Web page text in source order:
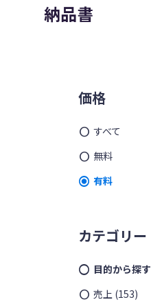
納品書
メ
イ
ン
サ
ド
バ
ー
価格
すべて
無料
有料
カテゴリー
目的から探す
売上 (153)